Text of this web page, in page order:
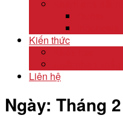
Kiến thức
Liên hệ
Ngày: Tháng